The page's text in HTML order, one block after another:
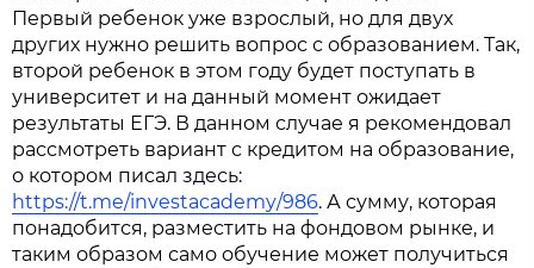
Первый ребенок уже взрослый, но для двух
других нужно решить вопрос с образованием. Так,
второй ребенок в этом году будет поступать в
университет и на данный момент ожидает
результаты ЕГЭ. В данном случае я рекомендовал
рассмотреть вариант с кредитом на образование,
о котором писал здесь:
https://t.me/investacademy/986. А сумму, которая
понадобится, разместить на фондовом рынке, и
таким образом само обучение может получиться